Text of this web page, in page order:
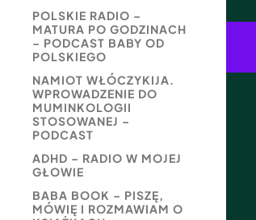
POLSKIE RADIO –
MATURA PO GODZINACH
– PODCAST BABY OD
POLSKIEGO
NAMIOT WŁÓCZYKIJA.
WPROWADZENIE DO
MUMINKOLOGII
STOSOWANEJ –
PODCAST
ADHD – RADIO W MOJEJ
GŁOWIE
BABA BOOK – PISZĘ,
MÓWIĘ I ROZMAWIAM O